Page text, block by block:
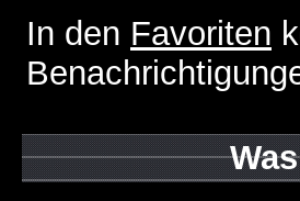
In den Favoriten